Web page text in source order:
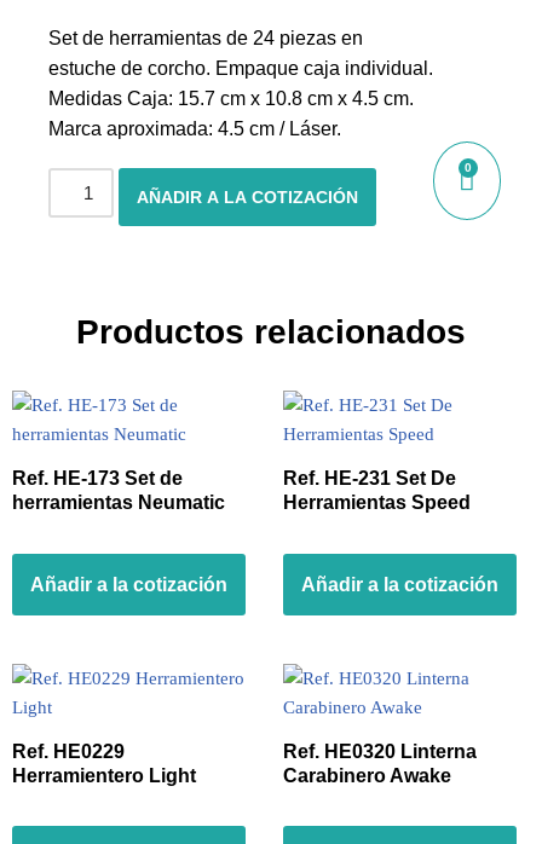
0
Set de herramientas de 24 piezas en
estuche de corcho. Empaque caja individual.
Medidas Caja: 15.7 cm x 10.8 cm x 4.5 cm.
Marca aproximada: 4.5 cm / Láser.
AÑADIR A LA COTIZACIÓN
Productos relacionados
Ref. HE-173 Set de
herramientas Neumatic
Añadir a la cotización
Ref. HE-231 Set De
Herramientas Speed
Añadir a la cotización
Ref. HE0229
Herramientero Light
Ref. HE0320 Linterna
Carabinero Awake